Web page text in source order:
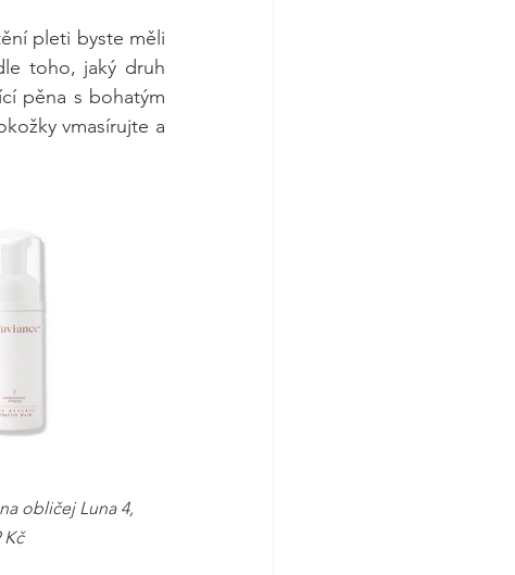
pleti byste měli
toho, jaký druh
pěna s bohatým
vmasírujte a
obličej Luna 4,
Kč